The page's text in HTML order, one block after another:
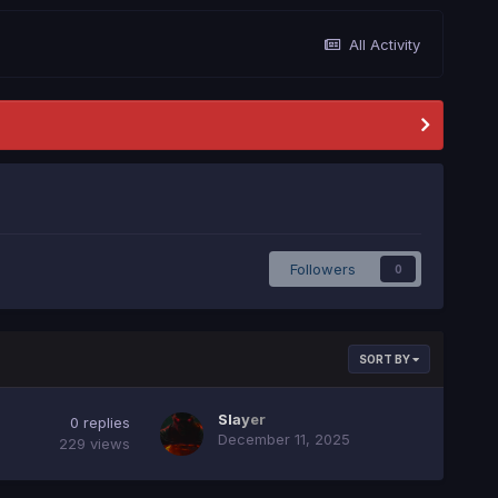
All Activity
Followers 0
SORT BY
0 replies
229 views
Slayer
December 11, 2025